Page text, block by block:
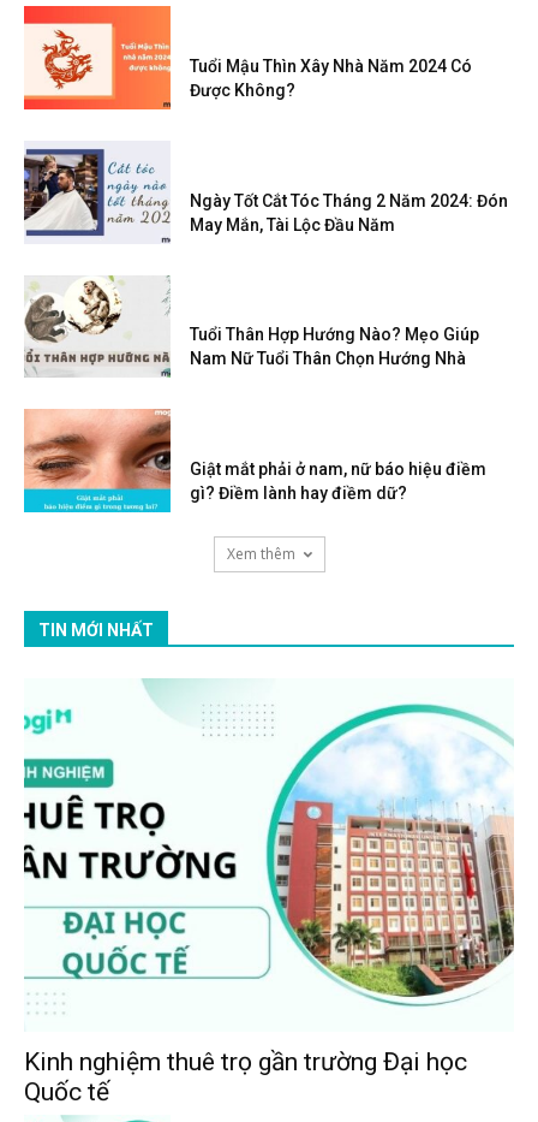
Tuổi Mậu Thìn Xây Nhà Năm 2024 Có
Được Không?
Ngày Tốt Cắt Tóc Tháng 2 Năm 2024: Đón
May Mắn, Tài Lộc Đầu Năm
Tuổi Thân Hợp Hướng Nào? Mẹo Giúp
Nam Nữ Tuổi Thân Chọn Hướng Nhà
Giật mắt phải ở nam, nữ báo hiệu điềm
gì? Điềm lành hay điềm dữ?
Xem thêm
TIN MỚI NHẤT
Kinh nghiệm thuê trọ gần trường Đại học
Quốc tế